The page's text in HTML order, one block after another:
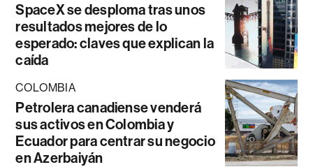
SpaceX se desploma tras unos
resultados mejores de lo
esperado: claves que explican la
caída
COLOMBIA
Petrolera canadiense venderá
sus activos en Colombia y
Ecuador para centrar su negocio
en Azerbaiyán